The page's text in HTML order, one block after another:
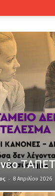
- 8 Απριλίου 2026